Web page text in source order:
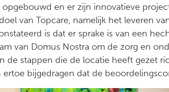
en er zijn innovatieve
van Topcare, namelijk het leveren
is dat er sprake is van een
van Domus Nostra om de zorg en
de stappen die de locatie heeft gezet
bijgedragen dat de